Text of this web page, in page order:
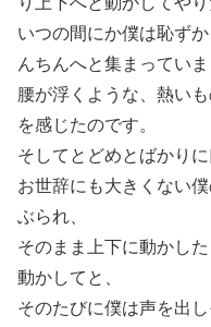
いつの間にか僕は恥ず
んちんへと集まっていま
腰が浮くような、熱い
を感じたのです。
そしてとどめとばかり
お世辞にも大きくない
ぶられ、
そのまま上下に動かし
動かしてと、
そのたびに僕は声を出し